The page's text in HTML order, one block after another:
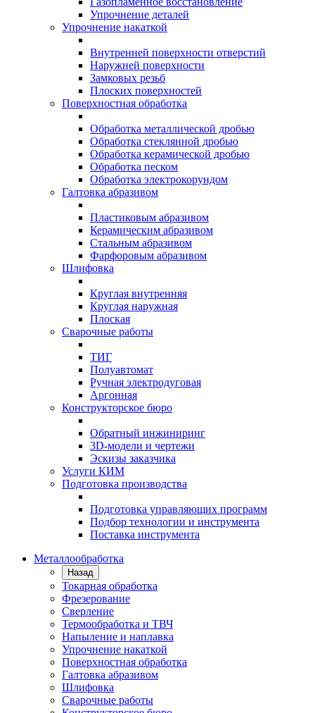
Упрочнение деталей
Упрочнение накаткой
Внутренней поверхности отверстий
Наружней поверхности
Замковых резьб
Плоских поверхностей
Поверхностная обработка
Обработка металлической дробью
Обработка стеклянной дробью
Обработка керамической дробью
Обработка песком
Обработка электрокорундом
Галтовка абразивом
Пластиковым абразивом
Керамическим абразивом
Стальным абразивом
Фарфоровым абразивом
Шлифовка
Круглая внутренняя
Круглая наружная
Плоская
Сварочные работы
ТИГ
Полуавтомат
Ручная электродуговая
Аргонная
Конструкторское бюро
Обратный инжиниринг
3D-модели и чертежи
Эскизы заказчика
Услуги КИМ
Подготовка производства
Подготовка управляющих программ
Подбор технологии и инструмента
Поставка инструмента
Металлообработка
Назад
Токарная обработка
Фрезерование
Сверление
Термообработка и ТВЧ
Напыление и наплавка
Упрочнение накаткой
Поверхностная обработка
Галтовка абразивом
Шлифовка
Сварочные работы